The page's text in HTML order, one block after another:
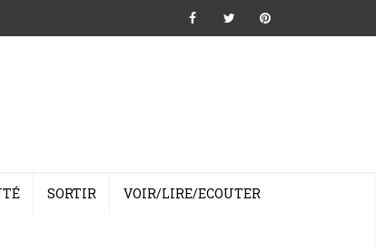
SORTIR VOIR/LIRE/ECOUTER